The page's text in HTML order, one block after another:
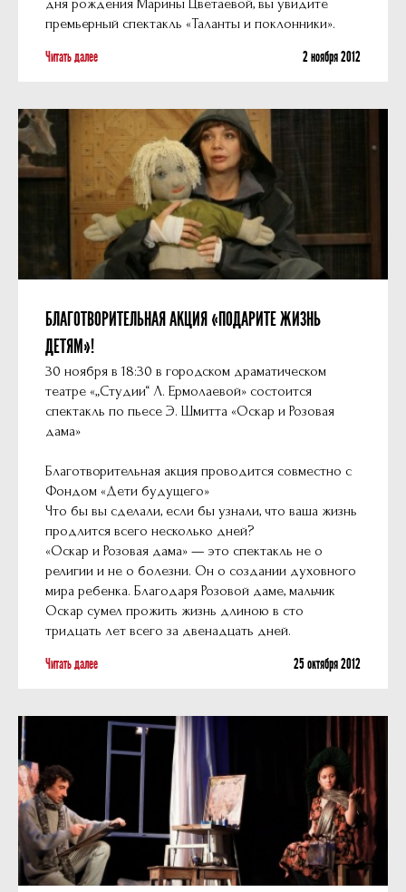
дня рождения Марины Цветаевой, вы увидите
премьерный спектакль «Таланты и поклонники».
Читать далее 2 ноября 2012
БЛАГОТВОРИТЕЛЬНАЯ АКЦИЯ «ПОДАРИТЕ ЖИЗНЬ
ДЕТЯМ»!
30 ноября в 18:30 в городском драматическом
театре «„Студии“ Л. Ермолаевой» состоится
спектакль по пьесе Э. Шмитта «Оскар и Розовая
дама»
Благотворительная акция проводится совместно с
Фондом «Дети будущего»
Что бы вы сделали, если бы узнали, что ваша жизнь
продлится всего несколько дней?
«Оскар и Розовая дама» — это спектакль не о
религии и не о болезни. Он о создании духовного
мира ребенка. Благодаря Розовой даме, мальчик
Оскар сумел прожить жизнь длиною в сто
тридцать лет всего за двенадцать дней.
Читать далее 25 октября 2012